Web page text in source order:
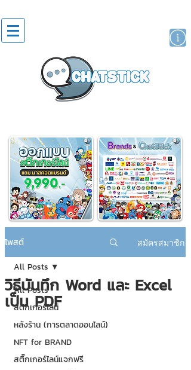
โพสต์ สมัครสมาชิก
All Posts
สติกเกอร์ไลน์
หลังร้าน (การตลาดออนไลน์)
NFT for BRAND
สติ๊กเกอร์ไลน์แจกฟรี
All Posts
วิธีบันทึก Word และ Excel
เป็น PDF